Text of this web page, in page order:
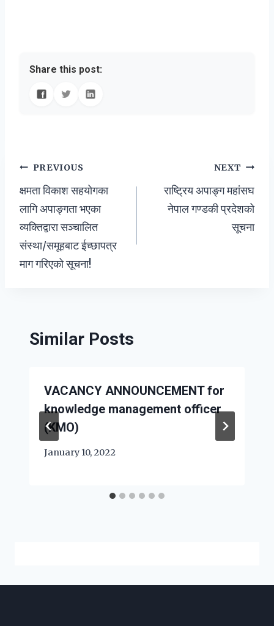
Share this post:
Post
navigation
PREVIOUS
क्षमता विकाश सहयोगका
लागि अपाङ्गता भएका
व्यक्तिद्वारा सञ्चालित
संस्था/समूहबाट ईच्छापत्र
माग गरिएको सूचना!
NEXT
राष्ट्रिय अपाङ्ग महांसघ
नेपाल गण्डकी प्रदेशको
सूचना
Similar Posts
VACANCY ANNOUNCEMENT for
knowledge management officer
(KMO)
January 10, 2022